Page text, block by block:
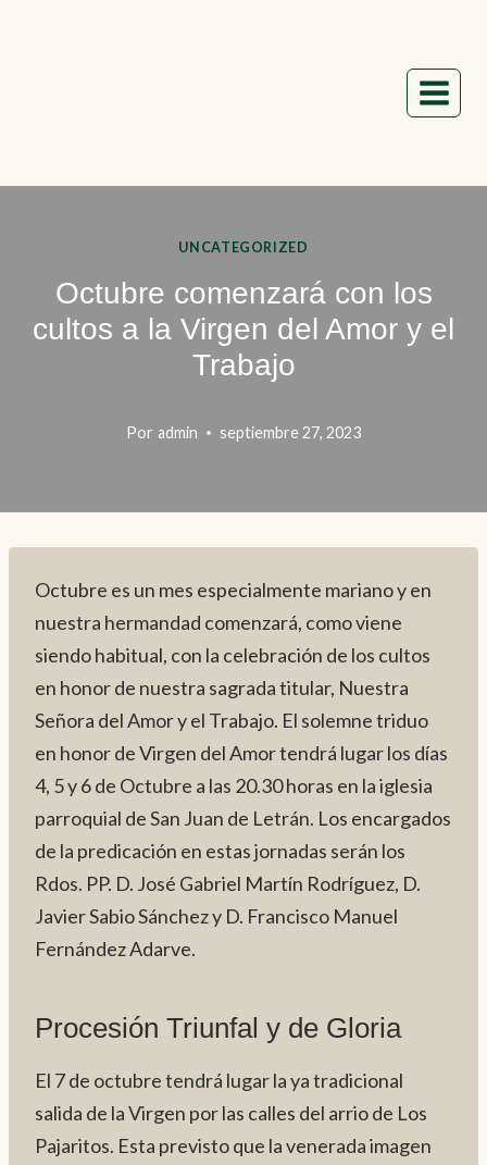
UNCATEGORIZED
Octubre comenzará con los
cultos a la Virgen del Amor y el
Trabajo
Por admin septiembre 27, 2023
Octubre es un mes especialmente mariano y en
nuestra hermandad comenzará, como viene
siendo habitual, con la celebración de los cultos
en honor de nuestra sagrada titular, Nuestra
Señora del Amor y el Trabajo. El solemne triduo
en honor de Virgen del Amor tendrá lugar los días
4, 5 y 6 de Octubre a las 20.30 horas en la iglesia
parroquial de San Juan de Letrán. Los encargados
de la predicación en estas jornadas serán los
Rdos. PP. D. José Gabriel Martín Rodríguez, D.
Javier Sabio Sánchez y D. Francisco Manuel
Fernández Adarve.
Procesión Triunfal y de Gloria
El 7 de octubre tendrá lugar la ya tradicional
salida de la Virgen por las calles del arrio de Los
Pajaritos. Esta previsto que la venerada imagen